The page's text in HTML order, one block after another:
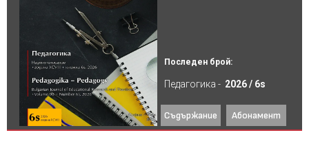
Последен брой:
Педагогика - 2026 / 6s
Съдържание Абонамент